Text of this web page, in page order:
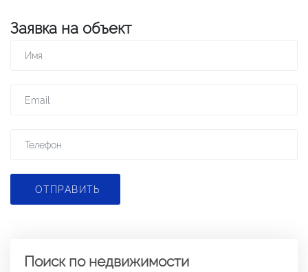
Заявка на объект
ОТПРАВИТЬ
Поиск по недвижимости